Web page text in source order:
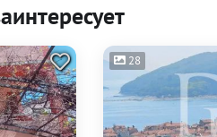
28